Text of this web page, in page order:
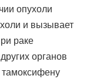
опухоли
и вызывает
раке
органов